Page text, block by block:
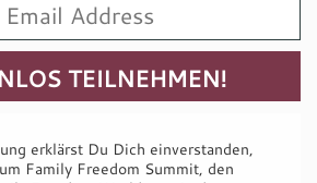
erklärst Du Dich einverstanden,
Family Freedom Summit, den